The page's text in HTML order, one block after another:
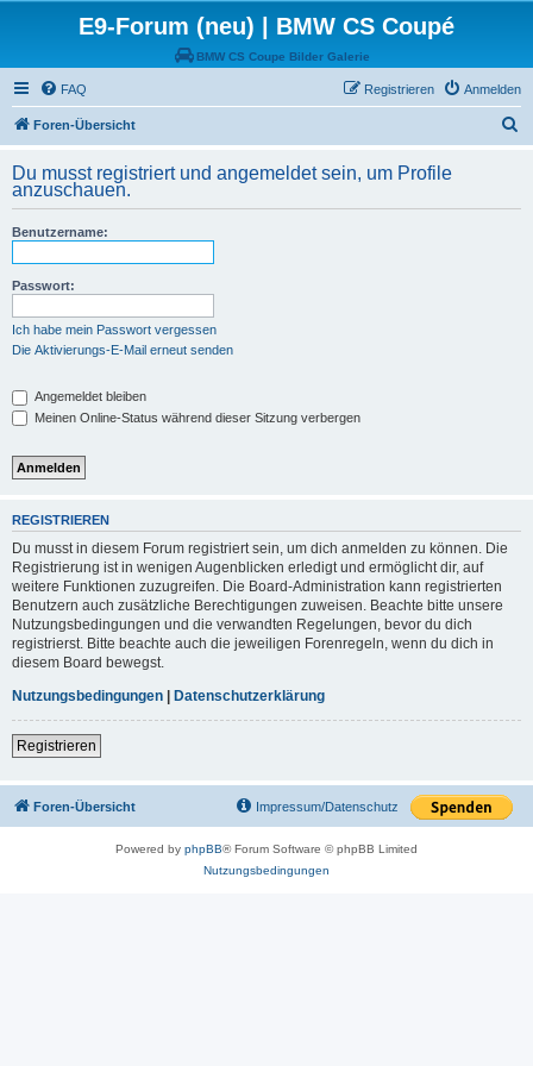
E9-Forum (neu) | BMW CS Coupé
BMW CS Coupe Bilder Galerie
FAQ Anmelden
Registrieren
Foren-Übersicht
h
Du musst registriert und angemeldet sein, um Profile
anzuschauen.
Benutzername:
Passwort:
Ich habe mein Passwort vergessen
Die Aktivierungs-E-Mail erneut senden
Angemeldet bleiben
Meinen Online-Status während dieser Sitzung verbergen
REGISTRIEREN
Du musst in diesem Forum registriert sein, um dich anmelden zu können. Die
Registrierung ist in wenigen Augenblicken erledigt und ermöglicht dir, auf
weitere Funktionen zuzugreifen. Die Board-Administration kann registrierten
Benutzern auch zusätzliche Berechtigungen zuweisen. Beachte bitte unsere
Nutzungsbedingungen und die verwandten Regelungen, bevor du dich
registrierst. Bitte beachte auch die jeweiligen Forenregeln, wenn du dich in
diesem Board bewegst.
Nutzungsbedingungen | Datenschutzerklärung
Registrieren
Foren-Übersicht Impressum/Datenschutz
Powered by phpBB® Forum Software © phpBB Limited
Nutzungsbedingungen